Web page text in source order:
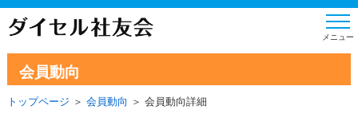
会員動向
トップページ ＞ 会員動向 ＞ 会員動向詳細